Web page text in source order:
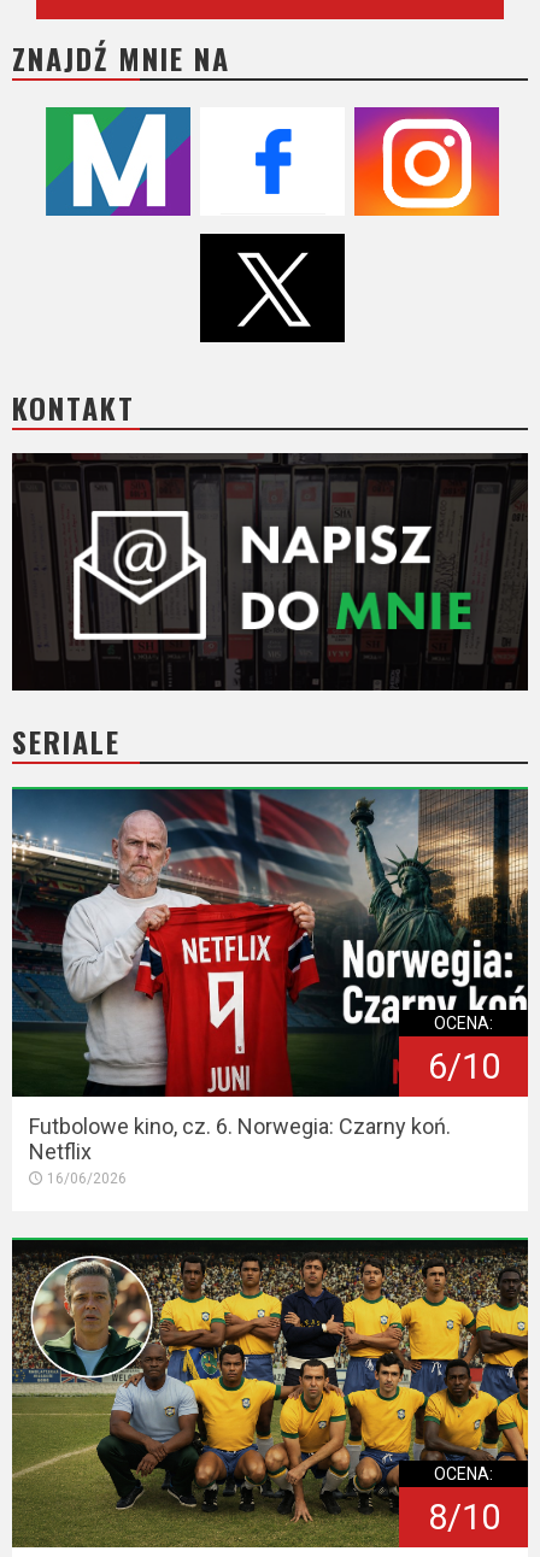
ZNAJDŹ MNIE NA
KONTAKT
SERIALE
OCENA:
6/10
Futbolowe kino, cz. 6. Norwegia: Czarny koń.
Netflix
16/06/2026
OCENA:
8/10